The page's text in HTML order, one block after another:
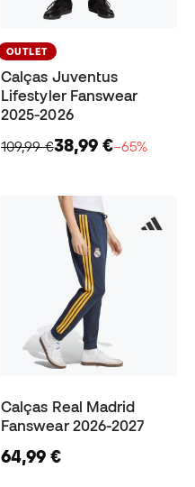
OUTLET
Calças Juventus
Lifestyler Fanswear
2025-2026
109,99 €38,99 €−65%
Calças Real Madrid
Fanswear 2026-2027
64,99 €